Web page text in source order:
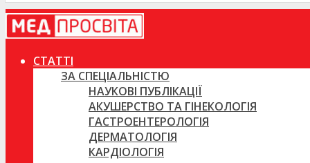
СТАТТІ
ЗА СПЕЦІАЛЬНІСТЮ
НАУКОВІ ПУБЛІКАЦІЇ
АКУШЕРСТВО ТА ГІНЕКОЛОГІЯ
ГАСТРОЕНТЕРОЛОГІЯ
ДЕРМАТОЛОГІЯ
КАРДІОЛОГІЯ